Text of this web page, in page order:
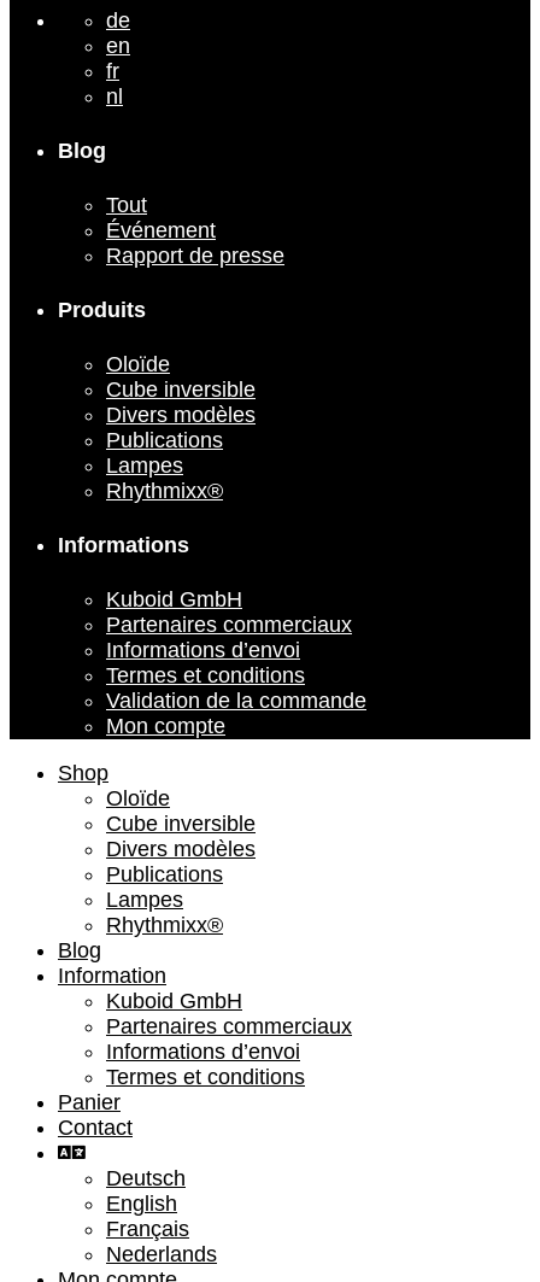
de
en
fr
nl
Blog
Tout
Événement
Rapport de presse
Produits
Oloïde
Cube inversible
Divers modèles
Publications
Lampes
Rhythmixx®
Informations
Kuboid GmbH
Partenaires commerciaux
Informations d’envoi
Termes et conditions
Validation de la commande
Mon compte
Shop
Oloïde
Cube inversible
Divers modèles
Publications
Lampes
Rhythmixx®
Blog
Information
Kuboid GmbH
Partenaires commerciaux
Informations d’envoi
Termes et conditions
Panier
Contact
Deutsch
English
Français
Nederlands